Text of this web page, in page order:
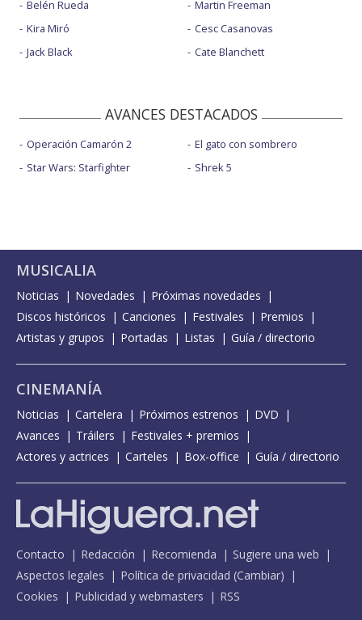
Belén Rueda
Kira Miró
Jack Black
Martin Freeman
Cesc Casanovas
Cate Blanchett
AVANCES DESTACADOS
Operación Camarón 2
Star Wars: Starfighter
El gato con sombrero
Shrek 5
MUSICALIA
Noticias Novedades
Próximas novedades
Discos históricos
Canciones Festivales
Premios
Artistas y grupos
Portadas Listas Guía / directorio
CINEMANÍA
Noticias Cartelera Próximos estrenos
DVD
Avances
Tráilers
Festivales + premios
Actores y actrices
Carteles Box-office Guía / directorio
Contacto Redacción Recomienda
Sugiere una web
Aspectos legales
Política de privacidad (Cambiar)
Cookies
Publicidad y webmasters RSS